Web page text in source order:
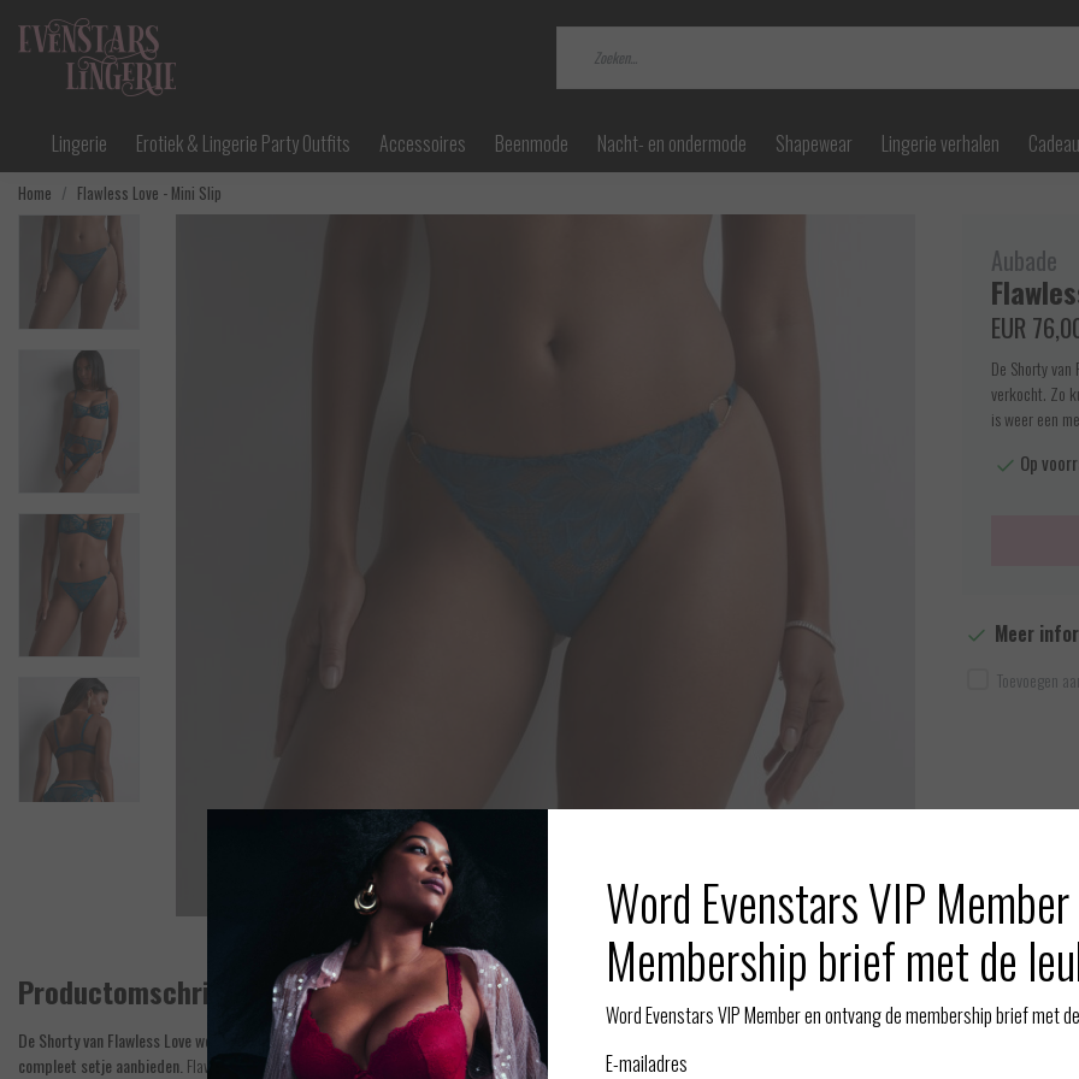
Lingerie Erotiek & Lingerie Party Outfits Accessoires Beenmode Nacht- en ondermode Shapewear Lingerie verhalen
Home Flawless Love - Mini Slip
Afbeelding vergroten
Aubade
EUR
De Shorty
verkocht. Zo
is weer een
Op
Meer
Toevoegen
Productomschrijving
De Shorty van Flawless Love wordt uitsluitend samen met een BH of bralette van Flawless Love verkocht. Zo kunnen we al onze klanten een
compleet setje aanbieden. Flawless Love van Aubade is weer een meesterwerk. Flawless Love in de kleur Dragonfly is comfortabel en sexy. De Mini slip is
Word Evenstars VIP
Membership brief met de
Word Evenstars VIP Member en ontvang de membership brief met
E-mailadres